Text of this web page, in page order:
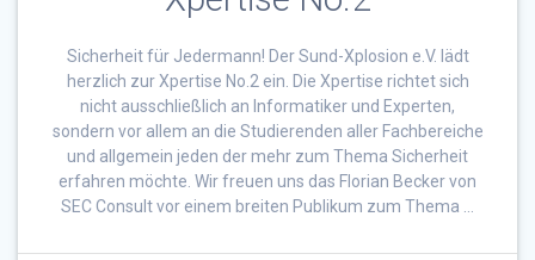
Sicherheit für Jedermann! Der Sund-Xplosion e.V. lädt
herzlich zur Xpertise No.2 ein. Die Xpertise richtet sich
nicht ausschließlich an Informatiker und Experten,
sondern vor allem an die Studierenden aller Fachbereiche
und allgemein jeden der mehr zum Thema Sicherheit
erfahren möchte. Wir freuen uns das Florian Becker von
SEC Consult vor einem breiten Publikum zum Thema …